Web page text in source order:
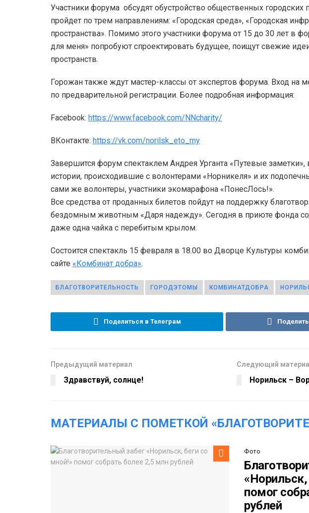
Участники форума обсудят обустройство общественных городских
пройдет по трем направлениям: «Городская среда», «Городская
пространства». Помимо этого участники форума от 15 до 30 лет в
для меня» попробуют спроектировать будущее, поищут свежие
пространств.
Горожан также ждут мастер-классы от экспертов форума. Вход на
по предварительной регистрации. Более подробная информация:
Facebook: https://www.facebook.com/NNcharity/
ВКонтакте: https://vk.com/norilsk_eto_my
Завершится форум спектаклем Андрея Урганта «Путевые заметки»,
истории, происходившие с волонтерами «Норникеля» и их
сами же волонтеры, участники экомарафона «ПонесЛось!».
Все средства от проданных билетов пойдут на поддержку
бездомным животным «Даря надежду». Сегодня в приюте фонда
даже одна чайка с перебитым крылом.
Состоится спектакль 15 февраля в 18.00 во Дворце Культуры
сайте «Комбинат добра».
БЛАГОТВОРИТЕЛЬНОСТЬ ГОРОДЭТОМЫ КОМБИНАТДОБРА
Поделиться в Телеграм
Предыдущий материал
Здравствуй, солнце!
Следующий
Норильск –
МАТЕРИАЛЫ С ПОМЕТКОЙ
Фото
помог
рублей